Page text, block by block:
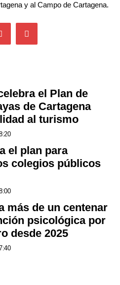
y al Campo de Cartagena.
el Plan de
de Cartagena
al turismo
el plan para
colegios públicos
más de un centenar
psicológica por
desde 2025